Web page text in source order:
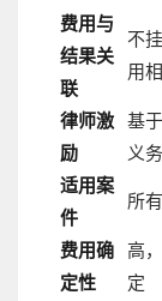
费用与
结果关
联
不
用
律师激
励
基
义务
适用案
件
所
费用确
定性
高
定